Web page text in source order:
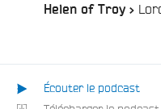
Helen of Troy >
Écouter le podcast